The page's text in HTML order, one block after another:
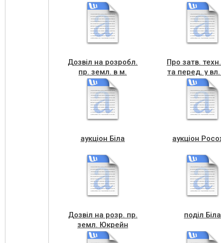
лютого 2022р.
Дозвіл на розробл.
пр. земл. в м.
Чортків.
Про затв.
та перед. у
діл. Киба
Горішня
аукціон Біла аукціон
Дозвіл на розр. пр.
земл. Юкрейн
поділ Біла